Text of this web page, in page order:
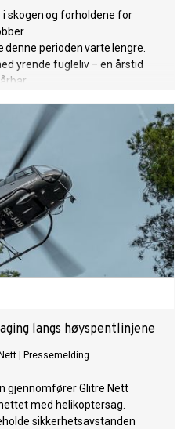
skogen og forholdene for
denne perioden varte lengre.
yrende fugleliv – en årstid
langs høyspentlinjene
Pressemelding
gjennomfører Glitre Nett
med helikoptersag.
sikkerhetsavstanden